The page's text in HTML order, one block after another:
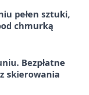
pełen sztuki,
chmurką
Bezpłatne
skierowania